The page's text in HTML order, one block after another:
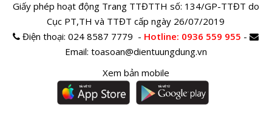
Giấy phép hoạt động Trang TTĐTTH số: 134/GP-TTĐT do
Cục PT,TH và TTĐT cấp ngày 26/07/2019
Điện thoại:024 8587 7779 - Hotline: 0936 559 955 -
Email: toasoan@dientuungdung.vn
Xem bản mobile